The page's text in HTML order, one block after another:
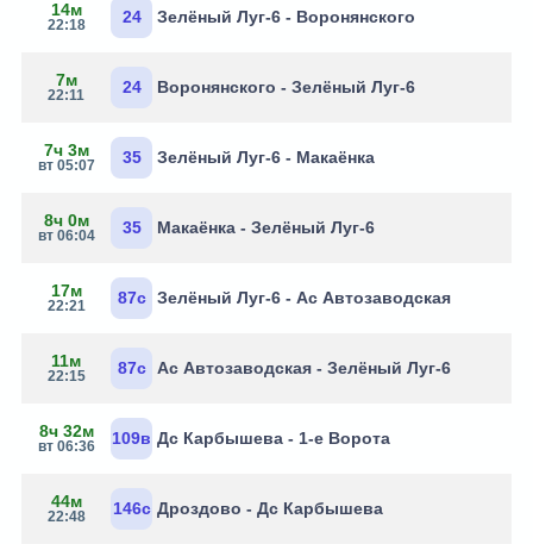
14м
22:18 24 Зелёный Луг-6 - Воронянского
7м
22:11 24 Воронянского - Зелёный Луг-6
7ч 3м
вт 05:07 35 Зелёный Луг-6 - Макаёнка
8ч 0м
вт 06:04 35 Макаёнка - Зелёный Луг-6
17м
22:21 87с Зелёный Луг-6 - Ас Автозаводская
11м
22:15 87с Ас Автозаводская - Зелёный Луг-6
8ч 32м
вт 06:36 109в Дс Карбышева - 1-е Ворота
44м
22:48 146с Дроздово - Дс Карбышева